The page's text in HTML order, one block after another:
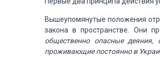
Вышеупомянутые положения
закона в пространстве. Они
общественно опасные
проживающие постоянно в